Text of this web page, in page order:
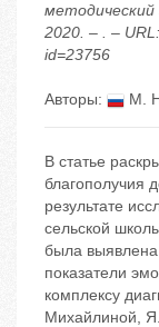
2020. – . –
id=23756
Авторы: М.
В статье
благополучия
результате
сельской
была
показатели
комплексу
Михайлиной,